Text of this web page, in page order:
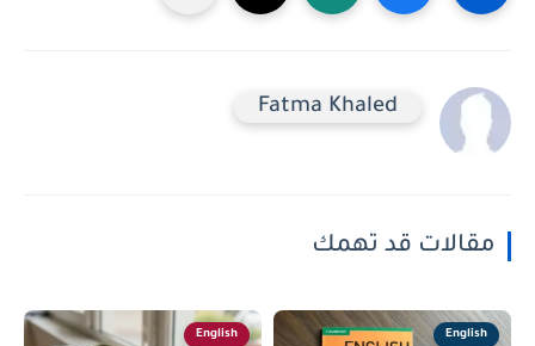
Fatma Khaled
مقالات قد تهمك
English
English